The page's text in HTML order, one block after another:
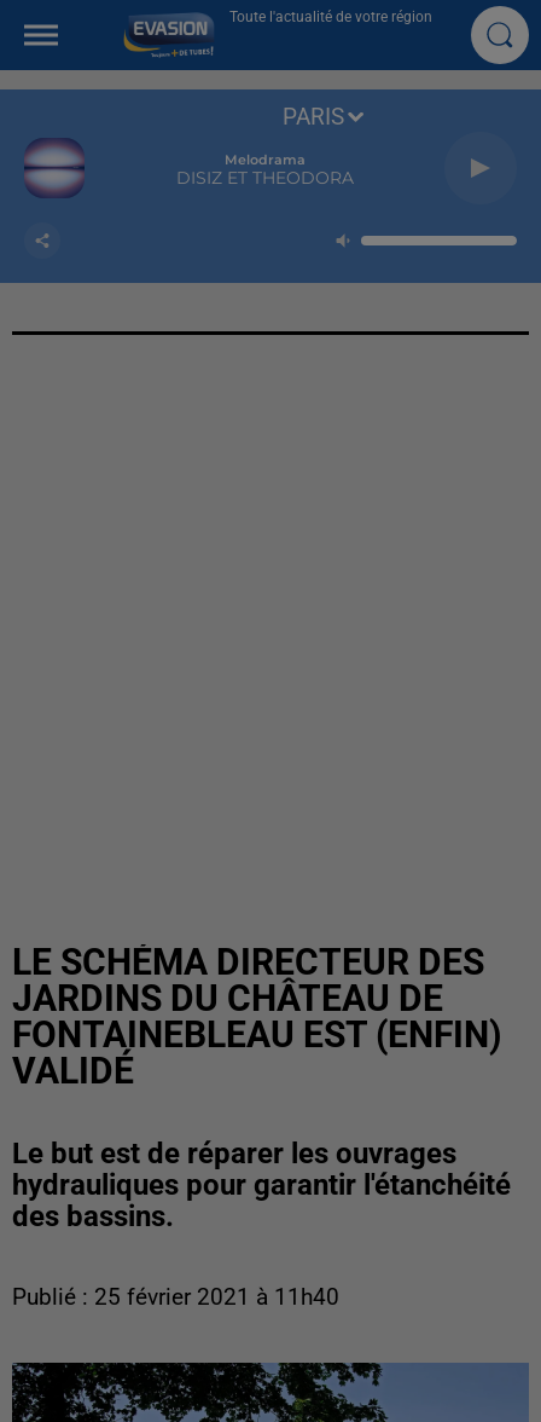
Toute l'actualité de votre région
Melodrama
DISIZ ET THEODORA
PARIS
LE SCHÉMA DIRECTEUR DES
JARDINS DU CHÂTEAU DE
FONTAINEBLEAU EST (ENFIN)
VALIDÉ
Le but est de réparer les ouvrages
hydrauliques pour garantir l'étanchéité
des bassins.
Publié : 25 février 2021 à 11h40